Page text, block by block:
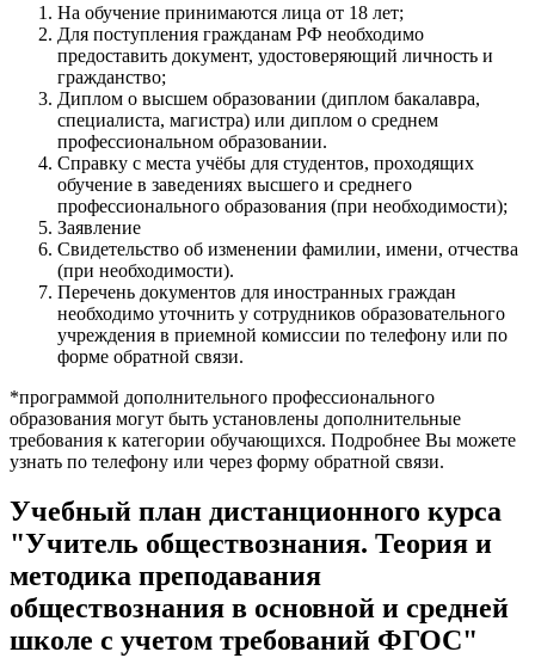
На обучение принимаются лица от 18 лет;
Для поступления гражданам РФ необходимо
предоставить документ, удостоверяющий личность и
гражданство;
Диплом о высшем образовании (диплом бакалавра,
специалиста, магистра) или диплом о среднем
профессиональном образовании.
Справку с места учёбы для студентов, проходящих
обучение в заведениях высшего и среднего
профессионального образования (при необходимости);
Заявление
Свидетельство об изменении фамилии, имени, отчества
(при необходимости).
Перечень документов для иностранных граждан
необходимо уточнить у сотрудников образовательного
учреждения в приемной комиссии по телефону или по
форме обратной связи.
*программой дополнительного профессионального
образования могут быть установлены дополнительные
требования к категории обучающихся. Подробнее Вы можете
узнать по телефону или через форму обратной связи.
Учебный план дистанционного курса
"Учитель обществознания. Теория и
методика преподавания
обществознания в основной и средней
школе с учетом требований ФГОС"